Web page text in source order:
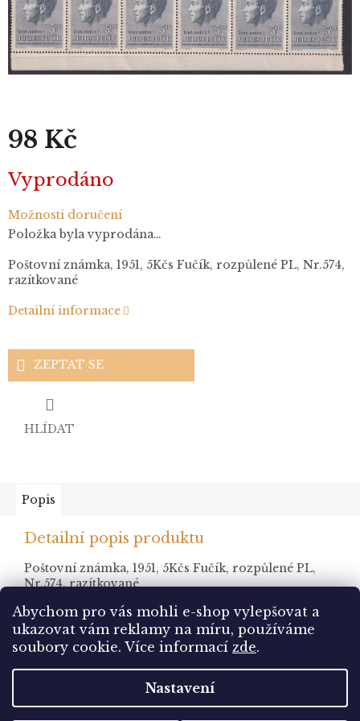
Abychom pro vás mohli e-shop vylepšovat a
ukazovat vám reklamy na míru, používáme
soubory cookie. Více informací zde.
Nastavení
98 Kč
cena:
Vyprodáno
Možnosti doručení
Položka byla vyprodána…
Poštovní známka, 1951, 5Kčs Fučík, rozpůlené PL, Nr.574,
razítkované
Detailní informace
ZEPTAT SE
HLÍDAT
Popis
Detailní popis produktu
Poštovní známka, 1951, 5Kčs Fučík, rozpůlené PL,
Nr.574, razítkované